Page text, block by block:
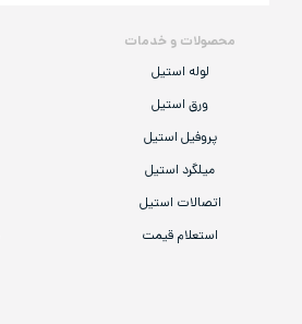
محصولات و خدمات
لوله استیل
ورق استیل
پروفیل استیل
میلگرد استیل
اتصالات استیل
استعلام قیمت